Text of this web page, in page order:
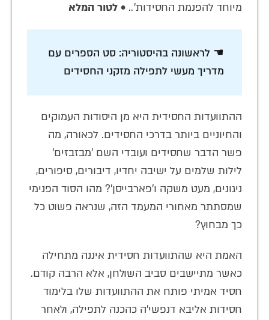
מיוחד להפנמת החסידות'.. • לטור המלא
☚ לראשונה בהיסטוריה: סט הספרים עם
מדריך מעשי לתפילה מזקני החסידים
ההתוועדות החסידית היא מן היסודות העמוקים
והחיוניים ביותר בדרכי החסידים. לכאורה, מה
פשר הדבר שחסידים ועובדי השם 'מבזבזים'
לילות שלמים על ישיבה יחדיו, דיבורים, סיפורים,
ניגונים, מעט משקה ו'פארבייסן'? מהו הסוד הפנימי
שמסתתר מאחורי המעמד הזה, שנראה פשוט כל
כך מבחוץ?
האמת היא שהתוועדות חסידית איננה מתחילה
כאשר מתיישבים סביב השולחן, אלא הרבה קודם.
חסיד אמיתי פותח את ההתוועדות שלו בלימוד
חסידות אליבא דנפשי'ה כהכנה לתפילה, ולאחר